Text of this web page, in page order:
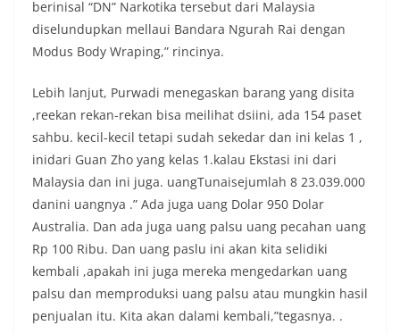
berinisal “DN” Narkotika tersebut dari Malaysia
diselundupkan mellaui Bandara Ngurah Rai dengan
Modus Body Wraping,” rincinya.
Lebih lanjut, Purwadi menegaskan barang yang disita
,reekan rekan-rekan bisa meilihat dsiini, ada 154 paset
sahbu. kecil-kecil tetapi sudah sekedar dan ini kelas 1 ,
inidari Guan Zho yang kelas 1.kalau Ekstasi ini dari
Malaysia dan ini juga. uangTunaisejumlah 8 23.039.000
danini uangnya .” Ada juga uang Dolar 950 Dolar
Australia. Dan ada juga uang palsu uang pecahan uang
Rp 100 Ribu. Dan uang paslu ini akan kita selidiki
kembali ,apakah ini juga mereka mengedarkan uang
palsu dan memproduksi uang palsu atau mungkin hasil
penjualan itu. Kita akan dalami kembali,”tegasnya. .